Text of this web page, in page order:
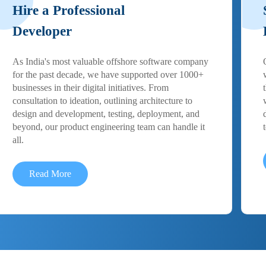
Hire a Professional
Developer
As India's most valuable offshore software company
for the past decade, we have supported over 1000+
businesses in their digital initiatives. From
consultation to ideation, outlining architecture to
design and development, testing, deployment, and
beyond, our product engineering team can handle it
all.
Read More